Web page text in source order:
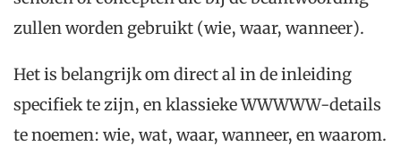
zullen worden gebruikt (wie, waar, wanneer).
Het is belangrijk om direct al in de inleiding
specifiek te zijn, en klassieke WWWWW-details
te noemen: wie, wat, waar, wanneer, en waarom.